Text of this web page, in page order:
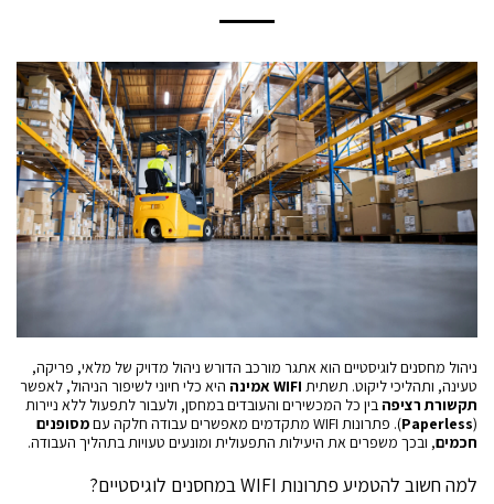
ניהול מחסנים לוגיסטיים הוא אתגר מורכב הדורש ניהול מדויק של מלאי, פריקה,
טעינה, ותהליכי ליקוט. תשתית WIFI אמינה
היא כלי חיוני לשיפור הניהול, לאפשר
תקשורת רציפה בין כל המכשירים והעובדים במחסן, ולעבור לתפעול ללא ניירות
(
Paperless). פתרונות WIFI מתקדמים מאפשרים עבודה חלקה עם
מסופנים
חכמים, ובכך משפרים את היעילות התפעולית ומונעים טעויות בתהליך העבודה.
למה חשוב להטמיע פתרונות WIFI במחסנים לוגיסטיים?